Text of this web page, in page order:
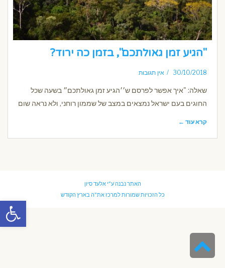
פתח
"הגיע זמן גאולתכם", בזמן כה ירוד?
30/10/2018 אין תגובות
שאלה: "איך אפשר לפרסם ש׳׳הגיע זמן גאולתכם״ בשעה שכל
החוגים בעם ישראל נמצאים במצב של שממון רוחני, ולא נראה שום
קרא עוד ←
האתר נבנה ע"יאלעד סיון
כל הזכויות שמורות למרכז את"ה בארץ הקודש
לראש